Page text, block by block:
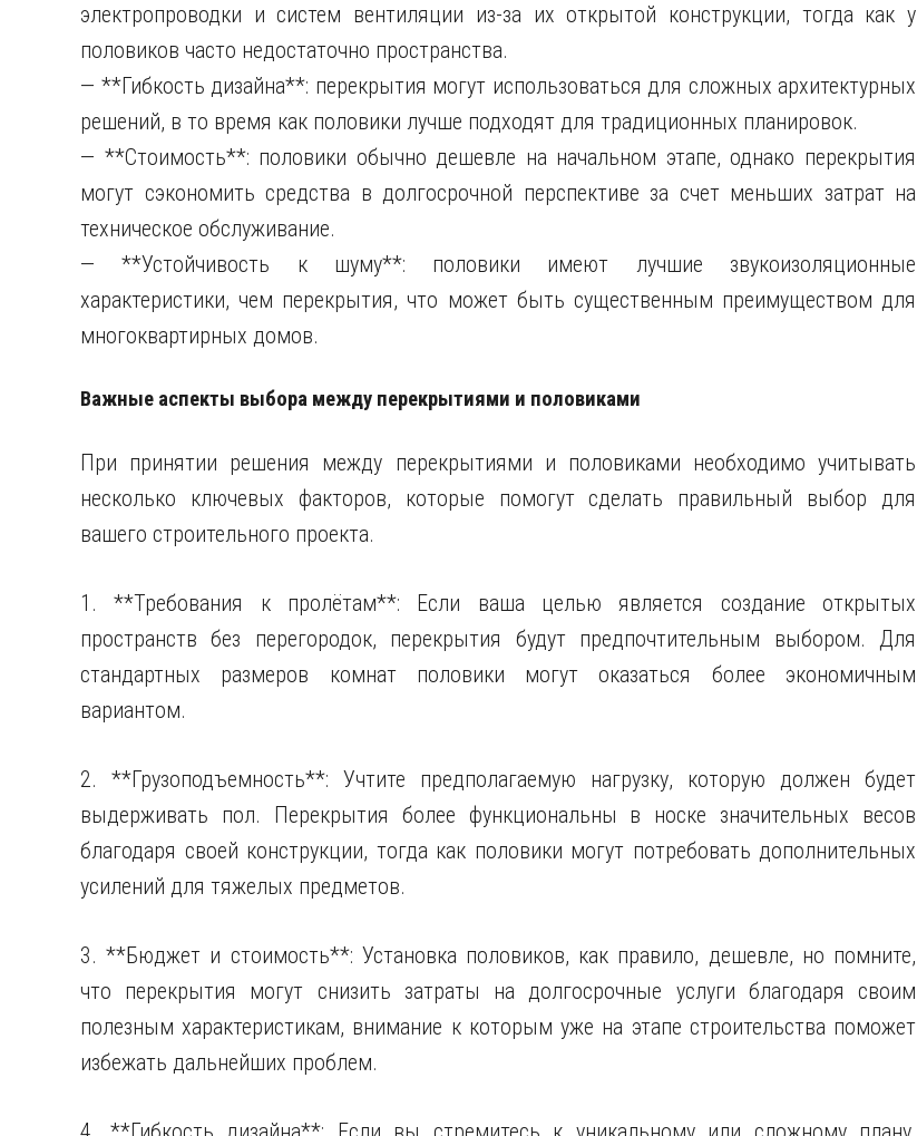
электропроводки и систем вентиляции из-за их открытой конструкции, тогда как у
половиков часто недостаточно пространства.
— **Гибкость дизайна**: перекрытия могут использоваться для сложных архитектурных
решений, в то время как половики лучше подходят для традиционных планировок.
— **Стоимость**: половики обычно дешевле на начальном этапе, однако перекрытия
могут сэкономить средства в долгосрочной перспективе за счет меньших затрат на
техническое обслуживание.
— **Устойчивость к шуму**: половики имеют лучшие звукоизоляционные
характеристики, чем перекрытия, что может быть существенным преимуществом для
многоквартирных домов.
Важные аспекты выбора между перекрытиями и половиками
При принятии решения между перекрытиями и половиками необходимо учитывать
несколько ключевых факторов, которые помогут сделать правильный выбор для
вашего строительного проекта.
1. **Требования к пролётам**: Если ваша целью является создание открытых
пространств без перегородок, перекрытия будут предпочтительным выбором. Для
стандартных размеров комнат половики могут оказаться более экономичным
вариантом.
2. **Грузоподъемность**: Учтите предполагаемую нагрузку, которую должен будет
выдерживать пол. Перекрытия более функциональны в носке значительных весов
благодаря своей конструкции, тогда как половики могут потребовать дополнительных
усилений для тяжелых предметов.
3. **Бюджет и стоимость**: Установка половиков, как правило, дешевле, но помните,
что перекрытия могут снизить затраты на долгосрочные услуги благодаря своим
полезным характеристикам, внимание к которым уже на этапе строительства поможет
избежать дальнейших проблем.